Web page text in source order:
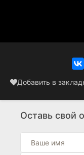
Добавить в
Оставь свой